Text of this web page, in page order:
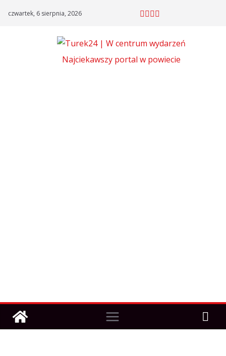
czwartek, 6 sierpnia, 2026
Najciekawszy portal w powiecie